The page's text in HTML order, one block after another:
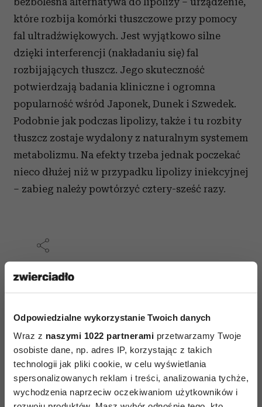
Odpowiedzialne wykorzystanie Twoich danych
Wraz z naszymi 1022 partnerami przetwarzamy Twoje
osobiste dane, np. adres IP, korzystając z takich
technologii jak pliki cookie, w celu wyświetlania
spersonalizowanych reklam i treści, analizowania tychże,
wychodzenia naprzeciw oczekiwaniom użytkowników i
które rozbija komórki tłuszczowe przy pomocy
fal ultradźwiękowych. Jest wyjątkowo silne
dzięki interferencji (nakładaniu się) fal
rozbijających tłuszcz. Jego skuteczność
potwierdzają badania kliniczne i ogromna
popularność wśród Japonek, Dunek i Szwedek.
Podobnie jak podczas lipolizy, także i tu rozbity
tłuszcz zostaje wydalony z naturalnym systemem
metabolizmu. Na efekty trzeba jednak poczekać
nieco dłużej niż w przypadku lipolizy iniekcyjnej
– zabieg należy powtórzyć cztery-sześć razy.